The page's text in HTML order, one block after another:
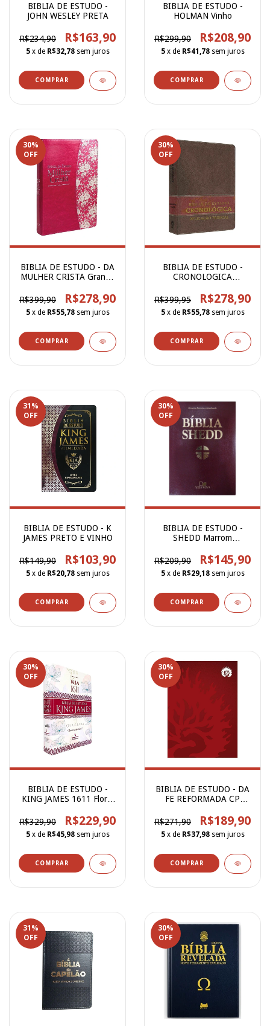
BIBLIA DE ESTUDO -
JOHN WESLEY PRETA
R$234,90 R$163,90
5 x de R$32,78 sem juros
BIBLIA DE ESTUDO -
HOLMAN Vinho
R$299,90 R$208,90
5 x de R$41,78 sem juros
30%
OFF
BIBLIA DE ESTUDO - DA
MULHER CRISTA Grande
R$399,90
R$278,90
5 x de R$55,78 sem juros
30%
OFF
BIBLIA DE ESTUDO -
CRONOLOGICA
PESSOAL(Marrom)
R$399,95 R$278,90
5 x de R$55,78 sem juros
31 %
OFF
BIBLIA DE ESTUDO - K
JAMES PRETO E VINHO
R$149,90 R$103,90
5 x de R$20,78 sem juros
30%
OFF
BIBLIA DE ESTUDO -
SHEDD Marrom
R$209,90
R$145,90
5 x de R$29,18 sem juros
30%
OFF
BIBLIA DE ESTUDO -
KING JAMES 1611 Floral
R$329,90
R$229,90
5 x de R$45,98 sem juros
30%
OFF
BIBLIA DE ESTUDO - DA
FE REFORMADA CP
R$271,90
R$189,90
5 x de R$37,98 sem juros
31 %
OFF
30%
OFF